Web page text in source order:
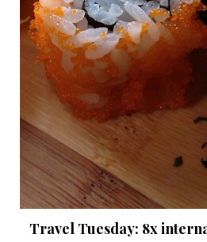
Travel Tuesday: 8x